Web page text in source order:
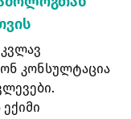
კონსულტაცია